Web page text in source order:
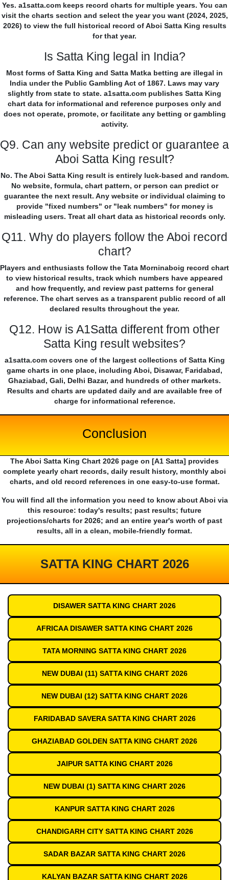
Yes. a1satta.com keeps record charts for multiple years. You can
visit the charts section and select the year you want (2024, 2025,
2026) to view the full historical record of Aboi Satta King results
for that year.
Is Satta King legal in India?
Most forms of Satta King and Satta Matka betting are illegal in
India under the Public Gambling Act of 1867. Laws may vary
slightly from state to state. a1satta.com publishes Satta King
chart data for informational and reference purposes only and
does not operate, promote, or facilitate any betting or gambling
activity.
Q9. Can any website predict or guarantee a
Aboi Satta King result?
No. The Aboi Satta King result is entirely luck-based and random.
No website, formula, chart pattern, or person can predict or
guarantee the next result. Any website or individual claiming to
provide "fixed numbers" or "leak numbers" for money is
misleading users. Treat all chart data as historical records only.
Q11. Why do players follow the Aboi record
chart?
Players and enthusiasts follow the Tata Morninaboig record chart
to view historical results, track which numbers have appeared
and how frequently, and review past patterns for general
reference. The chart serves as a transparent public record of all
declared results throughout the year.
Q12. How is A1Satta different from other
Satta King result websites?
a1satta.com covers one of the largest collections of Satta King
game charts in one place, including Aboi, Disawar, Faridabad,
Ghaziabad, Gali, Delhi Bazar, and hundreds of other markets.
Results and charts are updated daily and are available free of
charge for informational reference.
Conclusion
The Aboi Satta King Chart 2026 page on [A1 Satta] provides
complete yearly chart records, daily result history, monthly aboi
charts, and old record references in one easy-to-use format.
You will find all the information you need to know about Aboi via
this resource: today's results; past results; future
projections/charts for 2026; and an entire year's worth of past
results, all in a clean, mobile-friendly format.
SATTA KING CHART 2026
DISAWER SATTA KING CHART 2026
AFRICAA DISAWER SATTA KING CHART 2026
TATA MORNING SATTA KING CHART 2026
NEW DUBAI (11) SATTA KING CHART 2026
NEW DUBAI (12) SATTA KING CHART 2026
FARIDABAD SAVERA SATTA KING CHART 2026
GHAZIABAD GOLDEN SATTA KING CHART 2026
JAIPUR SATTA KING CHART 2026
NEW DUBAI (1) SATTA KING CHART 2026
KANPUR SATTA KING CHART 2026
CHANDIGARH CITY SATTA KING CHART 2026
SADAR BAZAR SATTA KING CHART 2026
KALYAN BAZAR SATTA KING CHART 2026